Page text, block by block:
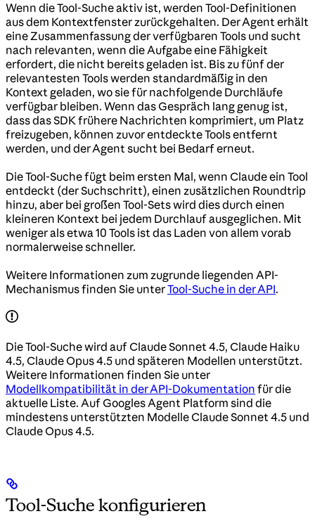
Wenn die Tool-Suche aktiv ist, werden Tool-Definitionen
aus dem Kontextfenster zurückgehalten. Der Agent erhält
eine Zusammenfassung der verfügbaren Tools und sucht
nach relevanten, wenn die Aufgabe eine Fähigkeit
erfordert, die nicht bereits geladen ist. Bis zu fünf der
relevantesten Tools werden standardmäßig in den
Kontext geladen, wo sie für nachfolgende Durchläufe
verfügbar bleiben. Wenn das Gespräch lang genug ist,
dass das SDK frühere Nachrichten komprimiert, um Platz
freizugeben, können zuvor entdeckte Tools entfernt
werden, und der Agent sucht bei Bedarf erneut.
Die Tool-Suche fügt beim ersten Mal, wenn Claude ein Tool
entdeckt (der Suchschritt), einen zusätzlichen Roundtrip
hinzu, aber bei großen Tool-Sets wird dies durch einen
kleineren Kontext bei jedem Durchlauf ausgeglichen. Mit
weniger als etwa 10 Tools ist das Laden von allem vorab
normalerweise schneller.
Weitere Informationen zum zugrunde liegenden API-
Mechanismus finden Sie unterTool-Suche in der API.
Die Tool-Suche wird auf Claude Sonnet 4.5, Claude Haiku
4.5, Claude Opus 4.5 und späteren Modellen unterstützt.
Weitere Informationen finden Sie unter
Modellkompatibilität in der API-Dokumentation für die
aktuelle Liste. Auf Googles Agent Platform sind die
mindestens unterstützten Modelle Claude Sonnet 4.5 und
Claude Opus 4.5.
Tool-Suche konfigurieren